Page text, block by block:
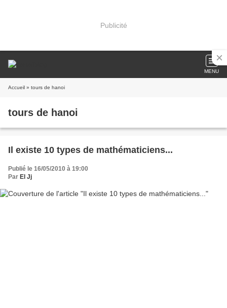
Publicité
MENU
Accueil » tours de hanoi
tours de hanoi
Il existe 10 types de mathématiciens...
Publié le 16/05/2010 à 19:00
Par El Jj